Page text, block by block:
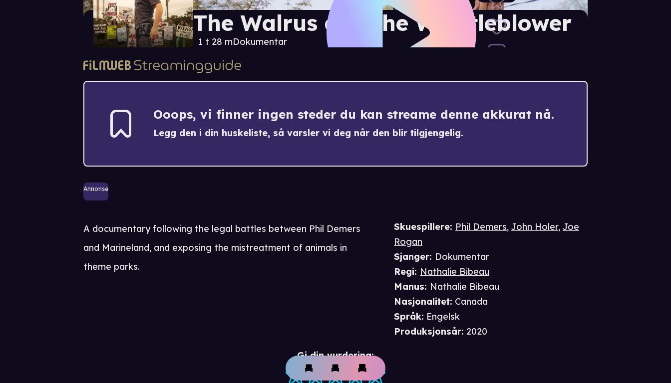
The Walrus and the Whistleblower
1 t 28 mDokumentar
Ooops, vi finner ingen steder du kan streame denne akkurat nå.
Legg den i din huskeliste, så varsler vi deg når den blir tilgjengelig.
Annonse
Gi din vurdering:
Skuespillere: Phil Demers,John Holer,Joe
Rogan
Sjanger: Dokumentar
Regi: Nathalie Bibeau
Manus: Nathalie Bibeau
Nasjonalitet: Canada
Språk: Engelsk
Produksjonsår: 2020
A documentary following the legal battles between Phil Demers
and Marineland, and exposing the mistreatment of animals in
theme parks.